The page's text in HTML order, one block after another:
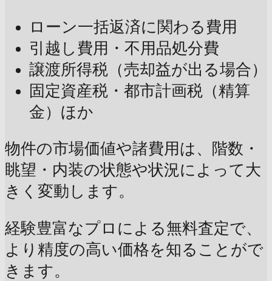
ローン一括返済に関わる費用
引越し費用・不用品処分費
譲渡所得税（売却益が出る場合）
固定資産税・都市計画税（精算
金）ほか
物件の市場価値や諸費用は、階数・
眺望・内装の状態や状況によって大
きく変動します。
経験豊富なプロによる無料査定で、
より精度の高い価格を知ることがで
きます。